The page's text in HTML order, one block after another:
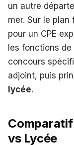
un autre
mer. Sur le plan
pour un CPE
les fonctions de
concours
adjoint, puis
lycée.
vs Lycée